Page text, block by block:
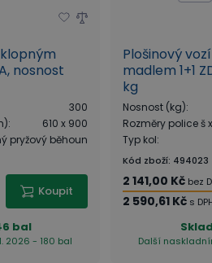
nosnost
300
:
610 x 900
pryžový běhoun
Koupit
bal
2026 - 180 bal
Plošinový
madlem 1+1
kg
Nosnost (kg):
Rozměry police š
Typ kol:
Kód zboží: 494023
2 141,00 Kč bez
2 590,61 Kč s
Další